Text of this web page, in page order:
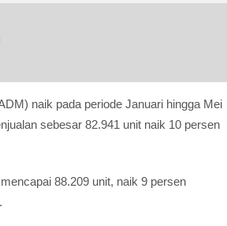
naik pada periode Januari hingga Mei
sebesar 82.941 unit naik 10 persen
88.209 unit, naik 9 persen